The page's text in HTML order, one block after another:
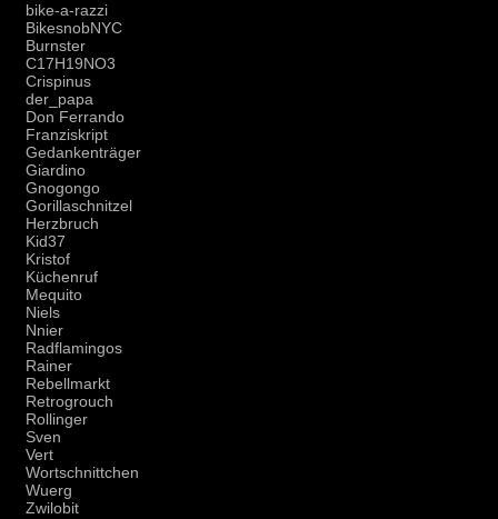
bike-a-razzi
BikesnobNYC
Burnster
C17H19NO3
Crispinus
der_papa
Don Ferrando
Franziskript
Gedankenträger
Giardino
Gnogongo
Gorillaschnitzel
Herzbruch
Kid37
Kristof
Küchenruf
Mequito
Niels
Nnier
Radflamingos
Rainer
Rebellmarkt
Retrogrouch
Rollinger
Sven
Vert
Wortschnittchen
Wuerg
Zwilobit